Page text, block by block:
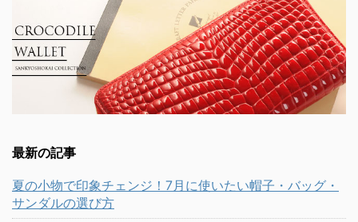
最新の記事
夏の小物で印象チェンジ！7月に使いたい帽子・バッグ・
サンダルの選び方